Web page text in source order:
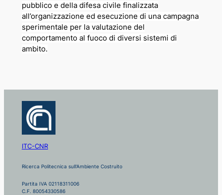
pubblico e della difesa civile finalizzata
all’organizzazione ed esecuzione di una campagna
sperimentale per la valutazione del
comportamento al fuoco di diversi sistemi di
ambito.
ITC-CNR
Ricerca Politecnica sull'Ambiente Costruito
Partita IVA 02118311006
C.F. 80054330586